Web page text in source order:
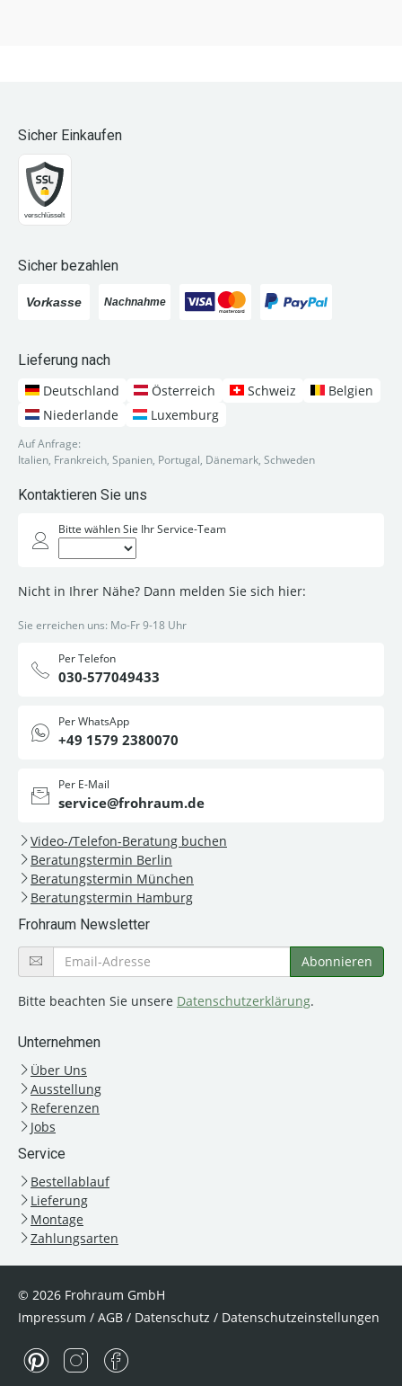
Sicher Einkaufen
Sicher bezahlen
Lieferung nach
Deutschland
Österreich Schweiz
Belgien
Niederlande
Luxemburg
Auf Anfrage:
Italien, Frankreich, Spanien, Portugal, Dänemark, Schweden
Kontaktieren Sie uns
Bitte wählen Sie Ihr Service-Team
Nicht in Ihrer Nähe? Dann melden Sie sich hier:
Sie erreichen uns: Mo-Fr 9-18 Uhr
Per Telefon
030-577049433
Per WhatsApp
+49 1579 2380070
Per E-Mail
service@frohraum.de
Video-/Telefon-Beratung buchen
Beratungstermin Berlin
Beratungstermin München
Beratungstermin Hamburg
Frohraum Newsletter
Bitte beachten Sie unsere Datenschutzerklärung.
Unternehmen
Über Uns
Ausstellung
Referenzen
Jobs
Service
Bestellablauf
Lieferung
Montage
Zahlungsarten
© 2026 Frohraum GmbH
Impressum / AGB / Datenschutz / Datenschutzeinstellungen